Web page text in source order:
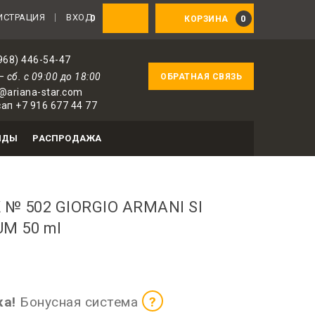
КОРЗИНА 0
0
ВХОД
446-54-47
сб. с 09:00 до 18:00
star.com
+7 916 677 44 77
ОБРАТНАЯ СВЯЗЬ
РАСПРОДАЖА
№ 502 GIORGIO ARMANI SI
50 ml
Бонусная система ?
пользователей